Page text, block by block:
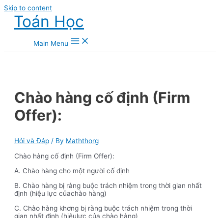
Skip to content
Toán Học
Main Menu
Chào hàng cố định (Firm
Offer):
Hỏi và Đáp / By Maththorg
Chào hàng cố định (Firm Offer):
A. Chào hàng cho một người cố định
B. Chào hàng bị ràng buộc trách nhiệm trong thời gian nhất
định (hiệu lực củachào hàng)
C. Chào hàng khơng bị ràng buộc trách nhiệm trong thời
gian nhất định (hiệulực của chào hàng)